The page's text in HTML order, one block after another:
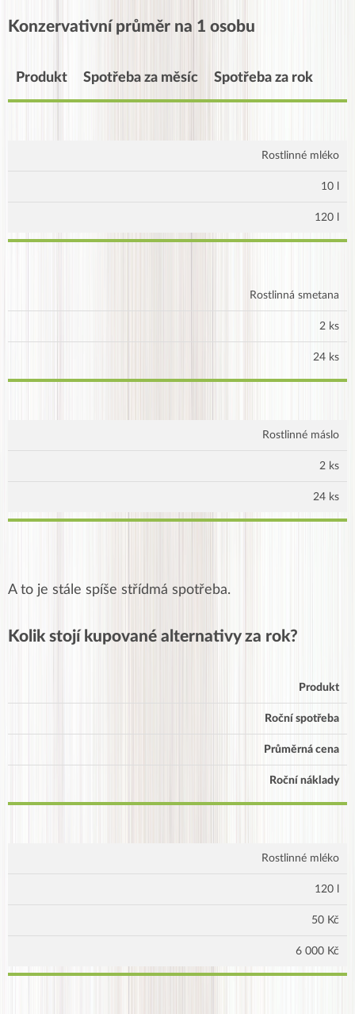
Konzervativní průměr na 1 osobu
Produkt Spotřeba za měsíc Spotřeba za rok
Rostlinné mléko
10 l
120 l
Rostlinná smetana
2 ks
24 ks
Rostlinné máslo
2 ks
24 ks
A to je stále spíše střídmá spotřeba.
Kolik stojí kupované alternativy za rok?
Produkt
Roční spotřeba
Průměrná cena
Roční náklady
Rostlinné mléko
120 l
50 Kč
6 000 Kč